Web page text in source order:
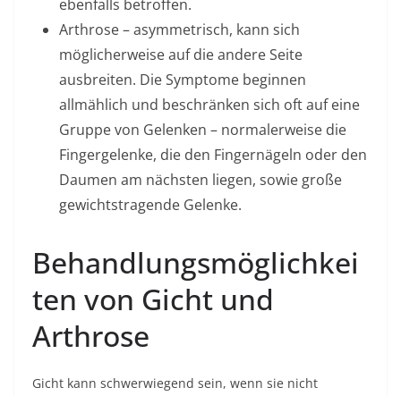
ebenfalls betroffen.
Arthrose – asymmetrisch, kann sich
möglicherweise auf die andere Seite
ausbreiten. Die Symptome beginnen
allmählich und beschränken sich oft auf eine
Gruppe von Gelenken – normalerweise die
Fingergelenke, die den Fingernägeln oder den
Daumen am nächsten liegen, sowie große
gewichtstragende Gelenke.
Behandlungsmöglichkei
ten von Gicht und
Arthrose
Gicht kann schwerwiegend sein, wenn sie nicht